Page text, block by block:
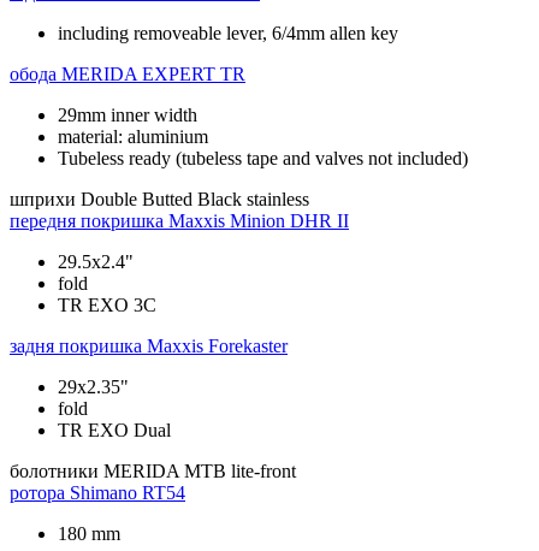
including removeable lever, 6/4mm allen key
обода MERIDA EXPERT TR
29mm inner width
material: aluminium
Tubeless ready (tubeless tape and valves not included)
шприхи Double Butted Black stainless
передня покришка Maxxis Minion DHR II
29.5x2.4"
fold
TR EXO 3C
задня покришка Maxxis Forekaster
29x2.35"
fold
TR EXO Dual
болотники MERIDA MTB lite-front
ротора Shimano RT54
180 mm